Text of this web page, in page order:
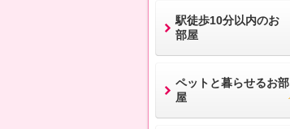
駅徒歩10分以内のお
部屋
ペットと暮らせるお部
屋